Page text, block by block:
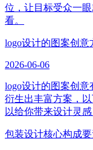
位，让目标受众一
看。
logo设计的图案创意
2026-06-06
logo设计的图案创
衍生出丰富方案，
以给你带来设计灵感
包装设计核心构成